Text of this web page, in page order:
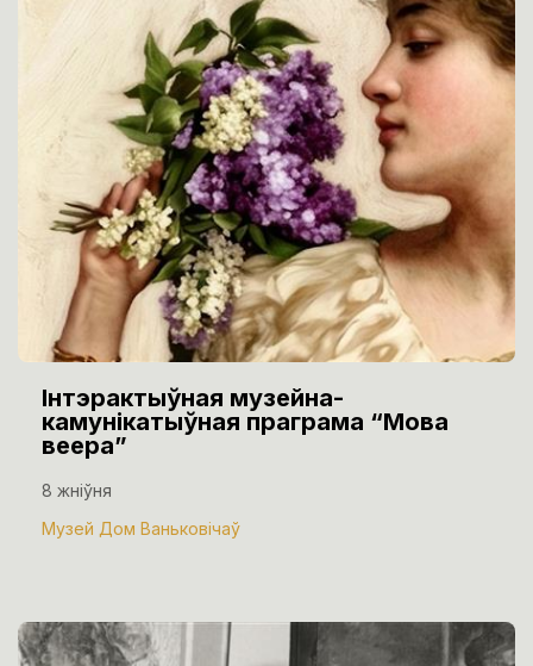
Інтэрактыўная музейна-
камунікатыўная праграма “Мова
веера”
8 жніўня
Музей Дом Ваньковічаў